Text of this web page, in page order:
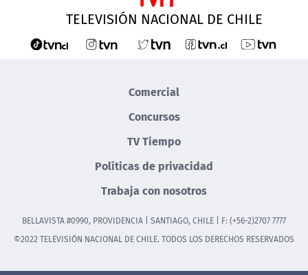
TELEVISIÓN NACIONAL DE CHILE
Comercial
Concursos
TV Tiempo
Políticas de privacidad
Trabaja con nosotros
BELLAVISTA #0990, PROVIDENCIA | SANTIAGO, CHILE | F: (+56-2)2707 7777
©2022 TELEVISIÓN NACIONAL DE CHILE. TODOS LOS DERECHOS RESERVADOS